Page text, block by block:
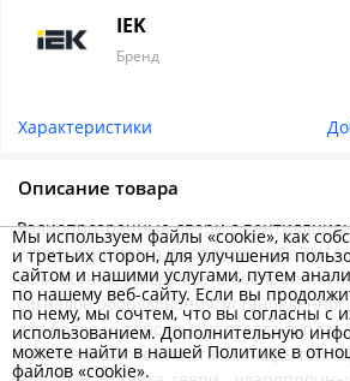
IEK
Бренд
Характеристики
Описание товара
Радиопрозрачные двери с
устанавливаются в корпусах ЩРв
если есть необходимость
сигналов оборудования,
для более интенсивного отвода тепла.
изготавливаются из стали, покрытой
Мы используем файлы «cookie», как
и третьих сторон, для улучшения
сайтом и нашими услугами, путем
по нашему веб-сайту. Если вы
по нему, мы сочтем, что вы согласны с
использованием. Дополнительную
можете найти в нашей Политике в
файлов «cookie».